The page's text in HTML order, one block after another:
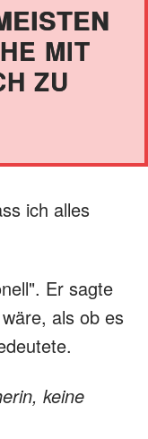
MIT
ZU
ich alles
Er sagte
als ob es
keine